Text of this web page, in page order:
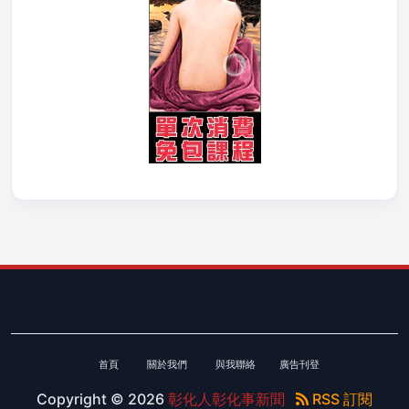
首頁 關於我們 與我聯絡 廣告刊登
Copyright © 2026 彰化人彰化事新聞 RSS 訂閱